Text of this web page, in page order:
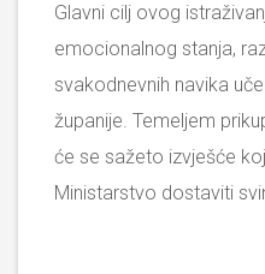
Glavni cilj ovog
emocionalnog stanja,
svakodnevnih navika
županije. Temeljem
će se sažeto izvješće
Ministarstvo dostaviti